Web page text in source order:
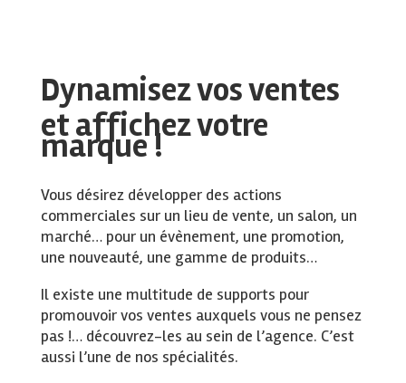
Dynamisez vos ventes
et affichez votre
marque !
Vous désirez développer des actions
commerciales sur un lieu de vente, un salon, un
marché… pour un évènement, une promotion,
une nouveauté, une gamme de produits…
Il existe une multitude de supports pour
promouvoir vos ventes auxquels vous ne pensez
pas !… découvrez-les au sein de l’agence. C’est
aussi l’une de nos spécialités.